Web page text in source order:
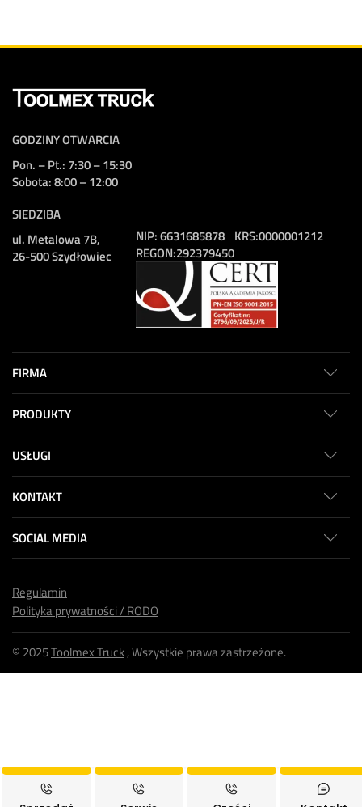
GODZINY OTWARCIA
Pon. – Pt.: 7:30 – 15:30
Sobota: 8:00 – 12:00
SIEDZIBA
ul. Metalowa 7B,
26-500 Szydłowiec
NIP:6631685878
REGON:292379450
KRS:0000001212
FIRMA
PRODUKTY
USŁUGI
KONTAKT
SOCIAL MEDIA
© 2025Toolmex Truck, Wszystkie prawa zastrzeżone.
Regulamin
Polityka prywatności / RODO